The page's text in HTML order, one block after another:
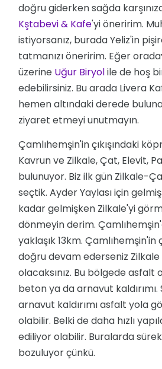
doğru giderken sağda
Kştabevi & Kafe'yi öneririm.
istiyorsanız, burada Yeliz'in
tatmanızı öneririm. Eğer
üzerine Uğur Biryolile de hoş
edebilirsiniz. Bu arada Livera
hemen altındaki derede
ziyaret etmeyi unutmayın.
Çamlıhemşin'in çıkışındaki
Kavrun ve Zilkale, Çat, Elevit,
bulunuyor. Biz ilk gün Zilkale-
seçtik. Ayder Yaylası için
kadar gelmişken Zilkale'yi
dönmeyin derim.
yaklaşık 13km. Çamlıhemşin'in
doğru devam ederseniz
olacaksınız. Bu bölgede
beton ya da arnavut kaldırımı.
arnavut kaldırımı asfalt yola
olabilir. Belki de daha hızlı
ediliyor olabilir. Buralarda
bozuluyor çünkü.